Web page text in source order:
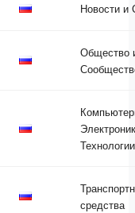
Новости
Общество
Технологии
средства